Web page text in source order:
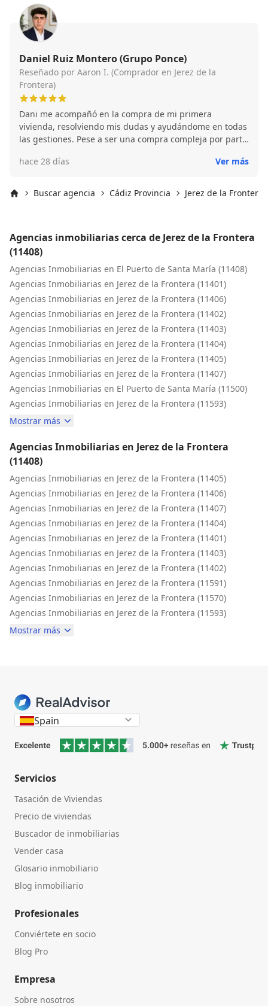
experiencia. Muchas gracias por todo Vanesa
Daniel Ruiz Montero (Grupo Ponce)
Reseñado por Aaron I. (Comprador en Jerez de la
Frontera)
Dani me acompañó en la compra de mi primera
vivienda, resolviendo mis dudas y ayudándome en todas
las gestiones. Pese a ser una compra compleja por parte
estoy muy contento con el trabajo que hizo. Lo
hace 28 días Ver más
Buscar agencia Cádiz Provincia Jerez de la Frontera
Agencias inmobiliarias cerca de Jerez de la Frontera
(11408)
Agencias Inmobiliarias en El Puerto de Santa María (11408)
Agencias Inmobiliarias en Jerez de la Frontera (11401)
Agencias Inmobiliarias en Jerez de la Frontera (11406)
Agencias Inmobiliarias en Jerez de la Frontera (11402)
Agencias Inmobiliarias en Jerez de la Frontera (11403)
Agencias Inmobiliarias en Jerez de la Frontera (11404)
Agencias Inmobiliarias en Jerez de la Frontera (11405)
Agencias Inmobiliarias en Jerez de la Frontera (11407)
Agencias Inmobiliarias en El Puerto de Santa María (11500)
Agencias Inmobiliarias en Jerez de la Frontera (11593)
Mostrar más
Agencias Inmobiliarias en Jerez de la Frontera
(11408)
Agencias Inmobiliarias en Jerez de la Frontera (11405)
Agencias Inmobiliarias en Jerez de la Frontera (11406)
Agencias Inmobiliarias en Jerez de la Frontera (11407)
Agencias Inmobiliarias en Jerez de la Frontera (11404)
Agencias Inmobiliarias en Jerez de la Frontera (11401)
Agencias Inmobiliarias en Jerez de la Frontera (11403)
Agencias Inmobiliarias en Jerez de la Frontera (11402)
Agencias Inmobiliarias en Jerez de la Frontera (11591)
Agencias Inmobiliarias en Jerez de la Frontera (11570)
Agencias Inmobiliarias en Jerez de la Frontera (11593)
Mostrar más
Spain
Servicios
Tasación de Viviendas
Precio de viviendas
Buscador de inmobiliarias
Vender casa
Glosario inmobiliario
Blog inmobiliario
Profesionales
Conviértete en socio
Blog Pro
Empresa
Sobre nosotros